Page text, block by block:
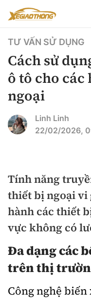
CHUYÊN MỤC
360° xe
Chính sách
Góc nhìn
Tâm điểm
Xe chuyên dụng
Xe máy
Đánh giá xe
Đánh giá xe mới
So sánh
Lái mới
Tư vấn sử dụng
Chọn xe
Lái xe an toàn
Bảo hiểm xe
Sản phẩm bảo hiểm
Bồi thường bảo hiểm
Xe xanh
Video
TƯ VẤN SỬ DỤNG
Cách sử
ô tô cho các
ngoại
Linh Linh
22/02/2026,
Tính năng
thiết bị ngoại vi
hành các thiết
vực không có
Đa dạng các
trên thị
Công nghệ